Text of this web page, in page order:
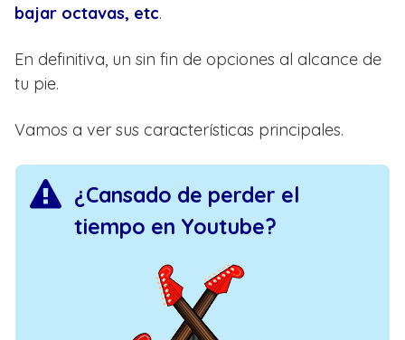
bajar octavas, etc.
En definitiva, un sin fin de opciones al alcance de
tu pie.
Vamos a ver sus características principales.
¿Cansado de perder el
tiempo en Youtube?